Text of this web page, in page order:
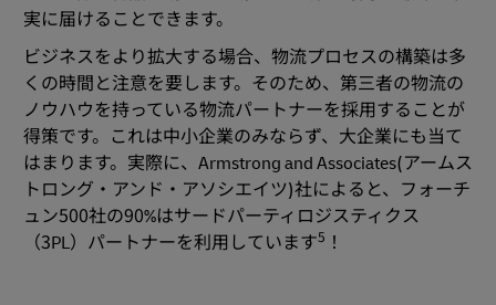
実に届けることできます。
ビジネスをより拡大する場合、物流プロセスの構築は多
くの時間と注意を要します。そのため、第三者の物流の
ノウハウを持っている物流パートナーを採用することが
得策です。これは中小企業のみならず、大企業にも当て
はまります。実際に、Armstrong and Associates(アームス
トロング・アンド・アソシエイツ)社によると、フォーチ
ュン500社の90%はサードパーティロジスティクス
（3PL）パートナーを利用しています5 ！